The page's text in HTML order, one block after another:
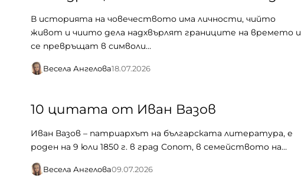
В историята на човечеството има личности, чийто
живот и чиито дела надхвърлят границите на времето и
се превръщат в символи…
Весела Ангелова18.07.2026
10 цитата от Иван Вазов
Иван Вазов – патриархът на българската литература, е
роден на 9 юли 1850 г. в град Сопот, в семейството на…
Весела Ангелова09.07.2026